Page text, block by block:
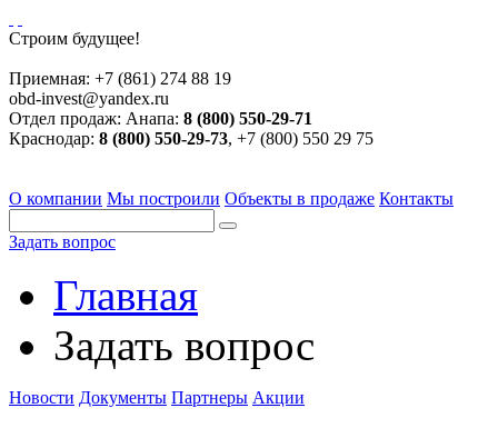
Строим будущее!
Приемная: +7 (861) 274 88 19
obd-invest@yandex.ru
Отдел продаж: Анапа: 8 (800) 550-29-71
Краснодар: 8 (800) 550-29-73, +7 (800) 550 29 75
О компании Мы построили Объекты в продаже Контакты
Задать вопрос
Главная
Задать вопрос
Новости Документы Партнеры Акции